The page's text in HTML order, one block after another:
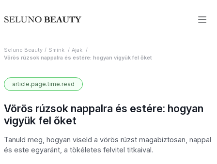
Seluno Beauty Smink
Ajak
Vörös rúzsok nappalra és estére: hogyan vigyük fel őket
article.page.time.read
Vörös rúzsok nappalra és estére: hogyan
vigyük fel őket
Tanuld meg, hogyan viseld a vörös rúzst magabiztosan, nappal
és este egyaránt, a tökéletes felvitel titkaival.